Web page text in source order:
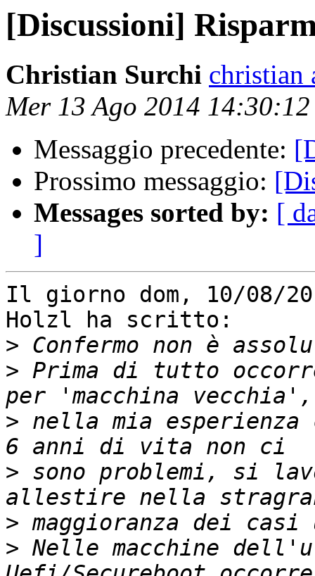
[Discussioni]
Christian Surchi christian
Mer 13 Ago 2014 14:30:12
Messaggio precedente:
Prossimo messaggio:
Messages sorted by: [
]
Il giorno dom, 10/08/
Holzl ha scritto:
>
> Prima di tutto
> nella mia esperienza
> sono problemi, si
>
> Nelle macchine